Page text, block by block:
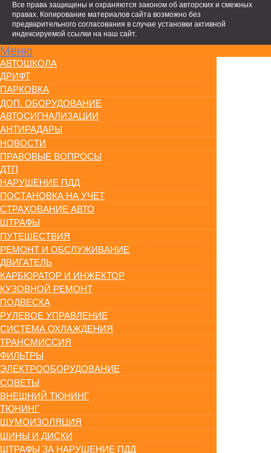
Все права защищены и охраняются законом об авторских и смежных
правах. Копирование материалов сайта возможно без
предварительного согласования в случае установки активной
индексируемой ссылки на наш сайт.
Меню
АВТОШКОЛА
ДРИФТ
ПАРКОВКА
ДОП. ОБОРУДОВАНИЕ
АВТОСИГНАЛИЗАЦИИ
АНТИРАДАРЫ
НОВОСТИ
ПРАВОВЫЕ ВОПРОСЫ
ДТП
НАРУШЕНИЕ ПДД
ПОСТАНОВКА НА УЧЕТ
СТРАХОВАНИЕ АВТО
ШТРАФЫ
ПУТЕШЕСТВИЯ
РЕМОНТ И ОБСЛУЖИВАНИЕ
ДВИГАТЕЛЬ
КАРБЮРАТОР И ИНЖЕКТОР
КУЗОВНОЙ РЕМОНТ
ПОДВЕСКА
РУЛЕВОЕ УПРАВЛЕНИЕ
СИСТЕМА ОХЛАЖДЕНИЯ
ТРАНСМИССИЯ
ФИЛЬТРЫ
ЭЛЕКТРООБОРУДОВАНИЕ
СОВЕТЫ
ВНЕШНИЙ ТЮНИНГ
ТЮНИНГ
ШУМОИЗОЛЯЦИЯ
ШИНЫ И ДИСКИ
ШТРАФЫ ЗА НАРУШЕНИЕ ПДД